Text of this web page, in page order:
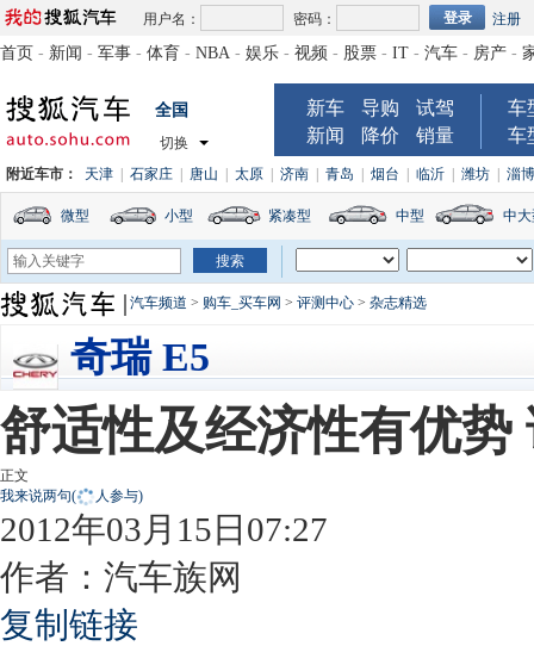
用户名： 密码： 注册
首页 - 新闻 - 军事 - 体育 - NBA - 娱乐 - 视频 - 股票 - IT - 汽车 - 房产 -
全国
切换
新车 导购
试驾
新闻
降价 销量
车
车
附近车市： 天津 石家庄 唐山 太原 济南 青岛 烟台 临沂 潍坊 淄博
微型 小型 紧凑型 中型 中
汽车频道 > 购车_买车网 > 评测中心 > 杂志精选
奇瑞 E5
舒适性及经济性有优
正文
我来说两句( 人参与)
2012年03月15日07:27
作者：汽车族网
复制链接